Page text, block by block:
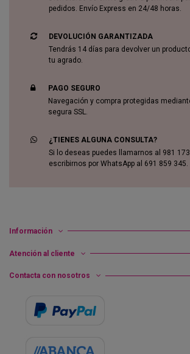
pedidos. Envío Express en 24/48 horas.
DEVOLUCIÓN GARANTIZADA
Tendrás 14 días para devolver un
tu agrado.
PAGO SEGURO
Navegación y compra protegidas
segura SSL.
¿TIENES ALGUNA CONSULTA?
Si lo deseas puedes llamarnos al 981
escribirnos por WhatsApp al 691 859 345.
Información
Atención al cliente
Contacta con nosotros